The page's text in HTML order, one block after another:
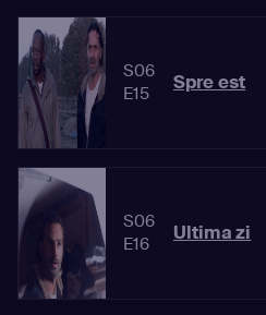
S06
E15
Spre est
S06
E16
Ultima zi